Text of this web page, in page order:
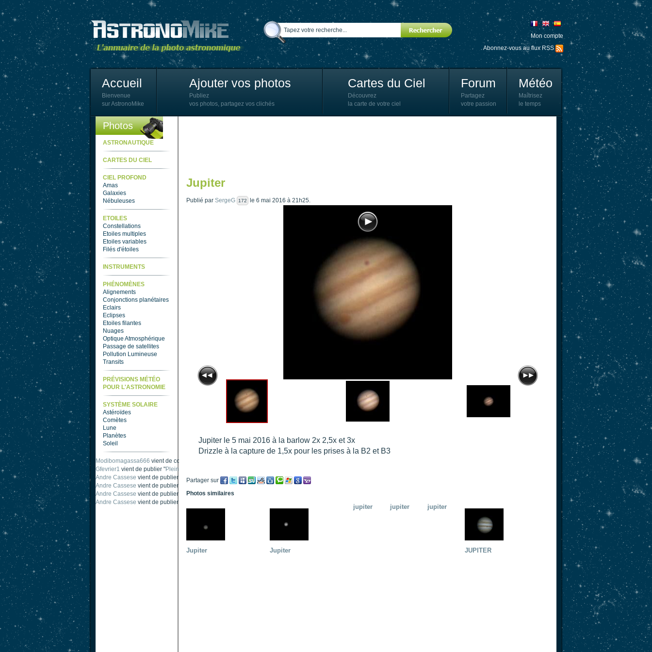
Mon compte
Abonnez-vous au flux RSS
Accueil
Bienvenue
sur AstronoMike
Ajouter vos photos
Publiez
vos photos, partagez vos clichés
Cartes du Ciel
Découvrez
la carte de votre ciel
Forum
Partagez
votre passion
Météo
Maîtrisez
le temps
Photos
ASTRONAUTIQUE
CARTES DU CIEL
CIEL PROFOND
Amas
Galaxies
Nébuleuses
ETOILES
Constellations
Etoiles multiples
Etoiles variables
Filés d'étoiles
INSTRUMENTS
PHÉNOMÈNES
Alignements
Conjonctions planétaires
Eclairs
Eclipses
Etoiles filantes
Nuages
Optique Atmosphérique
Passage de satellites
Pollution Lumineuse
Transits
PRÉVISIONS MÉTÉO
POUR L'ASTRONOMIE
SYSTÈME SOLAIRE
Astéroïdes
Comètes
Lune
Planètes
Soleil
Modibomagassa666 vient de commenter "
Gfevrier1 vient de publier "Pleine Lune - 9 Aout 205
Andre Cassese vient de publier " Tache solaire 18 juin 2021 lunette 120 mm Halpha
Andre Cassese vient de publier " Tache solaire 21 juin 2021 lunette halpha 120 mm
Andre Cassese vient de publier " taches solaires et zone active halpha 27 juin 2021 lunette 120 mm
Andre Cassese vient de publier "
Jupiter
Publié par SergeG 172 le 6 mai 2016 à 21h25.
Jupiter le 5 mai 2016 à la barlow 2x 2,5x et 3x
Drizzle à la capture de 1,5x pour les prises à la B2 et B3
Partager sur
Photos similaires
Jupiter Jupiter
jupiter jupiter jupiter
JUPITER